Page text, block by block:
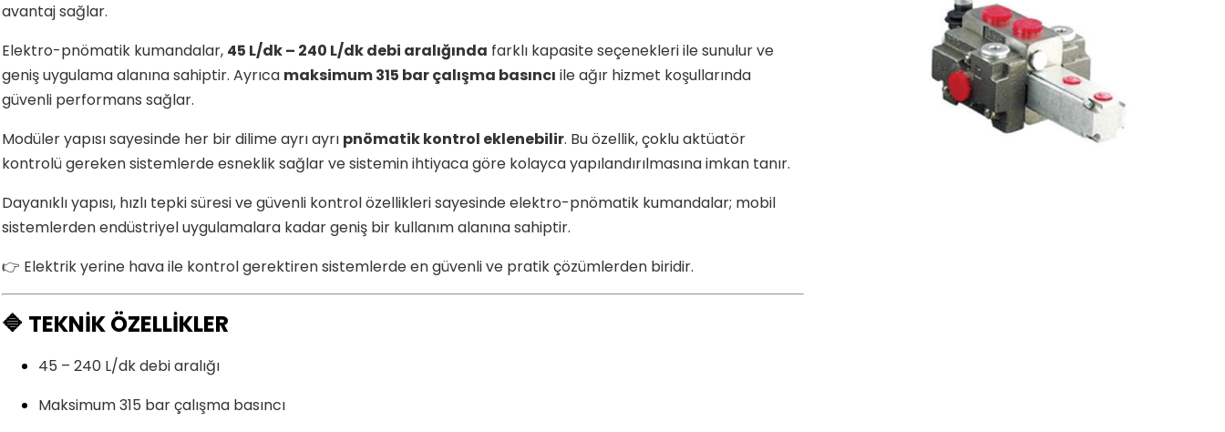
avantaj sağlar.
Elektro-pnömatik kumandalar, 45 L/dk – 240 L/dk debi aralığında farklı kapasite seçenekleri ile sunulur ve
geniş uygulama alanına sahiptir. Ayrıca maksimum 315 bar çalışma basıncı ile ağır hizmet koşullarında
güvenli performans sağlar.
Modüler yapısı sayesinde her bir dilime ayrı ayrı pnömatik kontrol eklenebilir. Bu özellik, çoklu aktüatör
kontrolü gereken sistemlerde esneklik sağlar ve sistemin ihtiyaca göre kolayca yapılandırılmasına imkan tanır.
Dayanıklı yapısı, hızlı tepki süresi ve güvenli kontrol özellikleri sayesinde elektro-pnömatik kumandalar; mobil
sistemlerden endüstriyel uygulamalara kadar geniş bir kullanım alanına sahiptir.
👉 Elektrik yerine hava ile kontrol gerektiren sistemlerde en güvenli ve pratik çözümlerden biridir.
🔷 TEKNİK ÖZELLİKLER
45 – 240 L/dk debi aralığı
Maksimum 315 bar çalışma basıncı